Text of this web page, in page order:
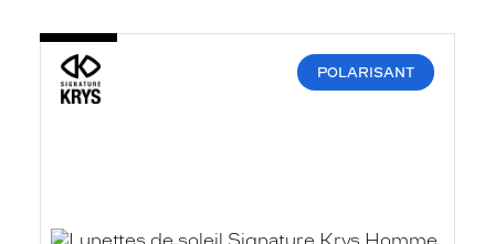
POLARISANT